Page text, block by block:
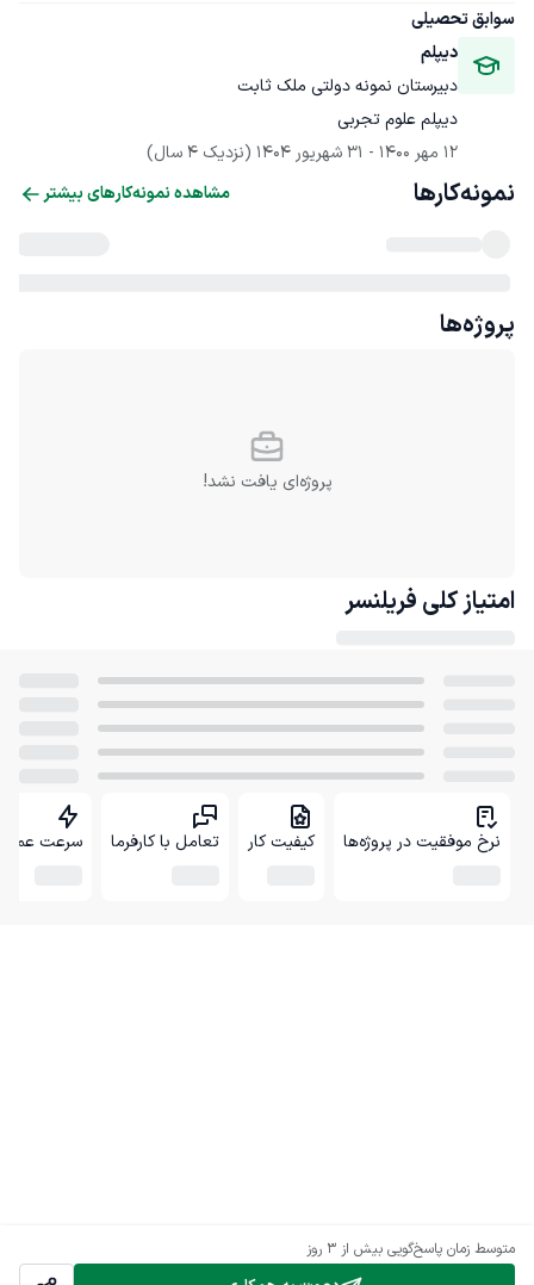
متوسط زمان پاسخ‌گویی بیش از ۳ روز
سوابق تحصیلی
دیپلم
دبیرستان نمونه دولتی ملک ثابت
دیپلم علوم تجربی
12 مهر 1400
- 31 شهریور 1404 (نزدیک 4 سال)
نمونه‌کارها مشاهده نمونه‌کارهای بیشتر
پروژه‌ها
پروژه‌ای یافت نشد!
امتیاز کلی فریلنسر
نرخ موفقیت در پروژه‌ها کیفیت کار تعامل با کارفرما سرعت عمل